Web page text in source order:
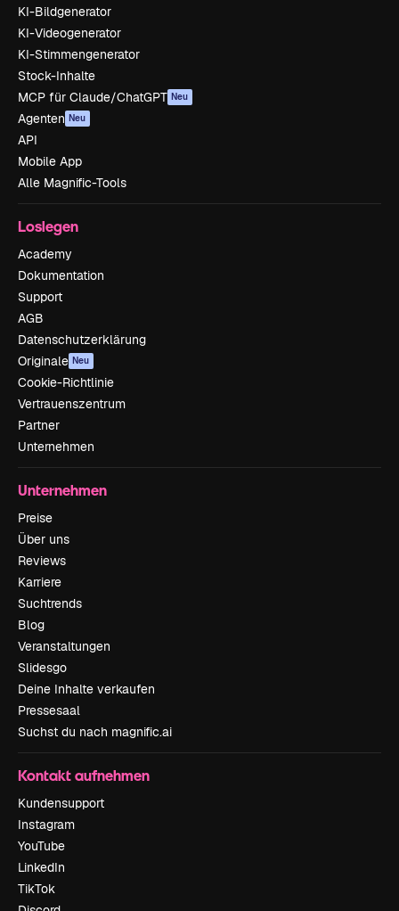
KI-Bildgenerator
KI-Videogenerator
KI-Stimmengenerator
Stock-Inhalte
MCP für Claude/ChatGPT Neu
Agenten Neu
API
Mobile App
Alle Magnific-Tools
Loslegen
Academy
Dokumentation
Support
AGB
Datenschutzerklärung
Originale Neu
Cookie-Richtlinie
Vertrauenszentrum
Partner
Unternehmen
Unternehmen
Preise
Über uns
Reviews
Karriere
Suchtrends
Blog
Veranstaltungen
Slidesgo
Deine Inhalte verkaufen
Pressesaal
Suchst du nach magnific.ai
Kontakt aufnehmen
Kundensupport
Instagram
YouTube
LinkedIn
TikTok